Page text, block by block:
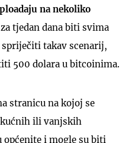
na nekoliko
tjedan dana biti svima
spriječiti takav scenarij,
500 dolara u bitcoinima.
stranicu na kojoj se
ili vanjskih
općenite i mogle su biti